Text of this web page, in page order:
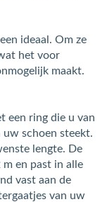
ideaal. Om ze
het voor
maakt.
een ring die u van
uw schoen steekt.
lengte. De
en past in alle
vast aan de
van uw